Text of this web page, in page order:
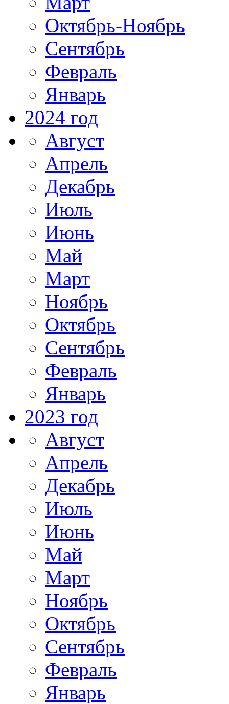
Октябрь-Ноябрь
Сентябрь
Февраль
Январь
2024 год
Август
Апрель
Декабрь
Июль
Июнь
Май
Март
Ноябрь
Октябрь
Сентябрь
Февраль
Январь
2023 год
Август
Апрель
Декабрь
Июль
Июнь
Май
Март
Ноябрь
Октябрь
Сентябрь
Февраль
Январь